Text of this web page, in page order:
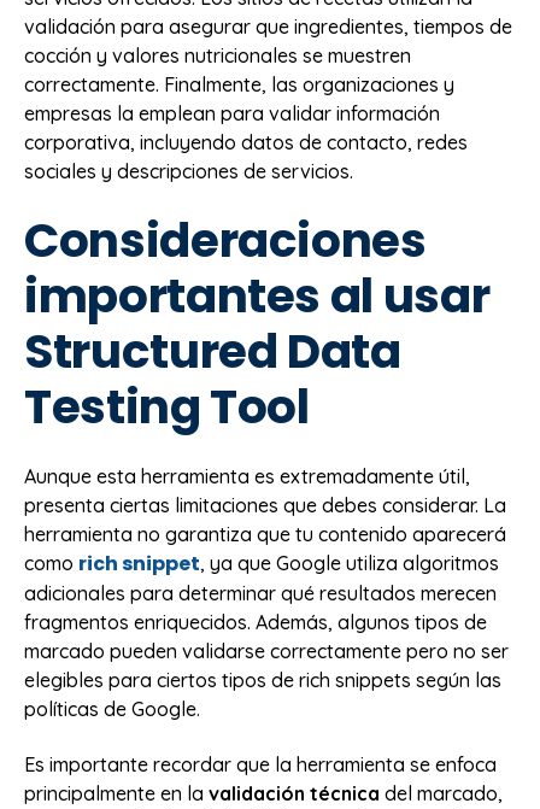
validación para asegurar que ingredientes, tiempos de
cocción y valores nutricionales se muestren
correctamente. Finalmente, las organizaciones y
empresas la emplean para validar información
corporativa, incluyendo datos de contacto, redes
sociales y descripciones de servicios.
Consideraciones
importantes al usar
Structured Data
Testing Tool
Aunque esta herramienta es extremadamente útil,
presenta ciertas limitaciones que debes considerar. La
herramienta no garantiza que tu contenido aparecerá
como rich snippet, ya que Google utiliza algoritmos
adicionales para determinar qué resultados merecen
fragmentos enriquecidos. Además, algunos tipos de
marcado pueden validarse correctamente pero no ser
elegibles para ciertos tipos de rich snippets según las
políticas de Google.
Es importante recordar que la herramienta se enfoca
principalmente en la validación técnica del marcado,